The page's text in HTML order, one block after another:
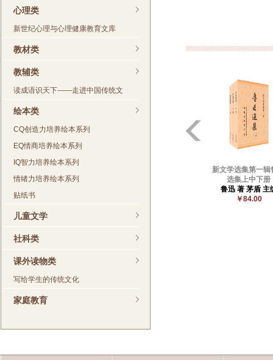
心理类
新世纪心理与心理健康教育文库
教材类
教辅类
读成语识天下——走进中国传统文
绘本类
CQ创造力培养绘本系列
EQ情商培养绘本系列
IQ智力培养绘本系列
情绪力培养绘本系列
贴纸书
儿童文学
社科类
课外读物类
写给学生的传统文化
家庭教育
新文学选集第一辑
选集上中下册
鲁迅 著 茅盾 主
￥84.00